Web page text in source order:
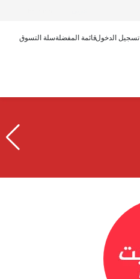
تسجيل الدخولقائمة المفضلةسلة التسوق